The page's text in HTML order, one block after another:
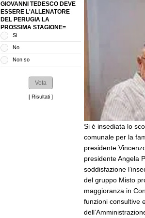
GIOVANNI TEDESCO DEVE
ESSERE L'ALLENATORE
DEL PERUGIA LA
PROSSIMA STAGIONE=
Si
No
Non so
[ Risultati ]
Si è insediata lo
comunale per la
presidente
presidente Angela
soddisfazione
del gruppo Misto
maggioranza in
funzioni consultive